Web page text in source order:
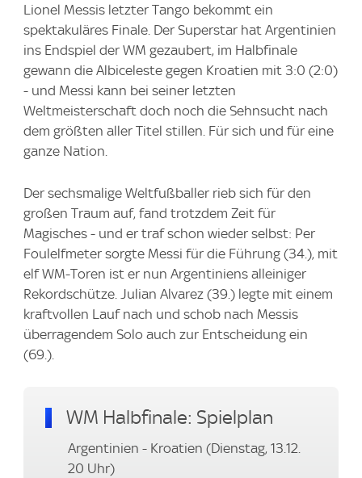
Lionel Messis letzter Tango bekommt ein
spektakuläres Finale. Der Superstar hat Argentinien
ins Endspiel der WM gezaubert, im Halbfinale
gewann die Albiceleste gegen Kroatien mit 3:0 (2:0)
- und Messi kann bei seiner letzten
Weltmeisterschaft doch noch die Sehnsucht nach
dem größten aller Titel stillen. Für sich und für eine
ganze Nation.
Der sechsmalige Weltfußballer rieb sich für den
großen Traum auf, fand trotzdem Zeit für
Magisches - und er traf schon wieder selbst: Per
Foulelfmeter sorgte Messi für die Führung (34.), mit
elf WM-Toren ist er nun Argentiniens alleiniger
Rekordschütze. Julian Alvarez (39.) legte mit einem
kraftvollen Lauf nach und schob nach Messis
überragendem Solo auch zur Entscheidung ein
(69.).
WM Halbfinale: Spielplan
Argentinien - Kroatien (Dienstag, 13.12.
20 Uhr)